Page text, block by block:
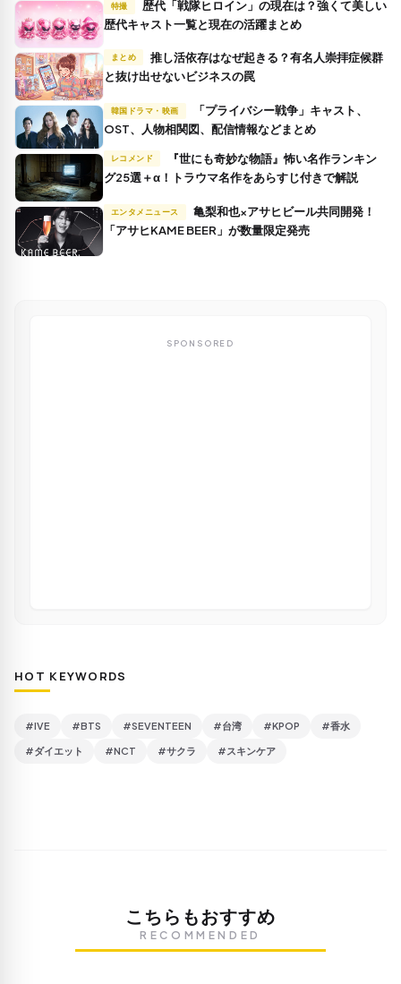
特撮
歴代キャスト一覧と現在の活躍まとめ
まとめ
推し活依存はなぜ起きる？有名人崇拝症候群
と抜け出せないビジネスの罠
韓国ドラマ・映画
OST、人物相関図、配信情報などまとめ
レコメンド
グ25選＋α！トラウマ名作をあらすじ付きで解説
エンタメニュース
「アサヒKAME BEER」が数量限定発売
SPONSORED
HOT KEYWORDS
#IVE #BTS #SEVENTEEN #台湾 #KPOP #香水
#ダイエット #NCT #サクラ #スキンケア
こちらもおすすめ
RECOMMENDED